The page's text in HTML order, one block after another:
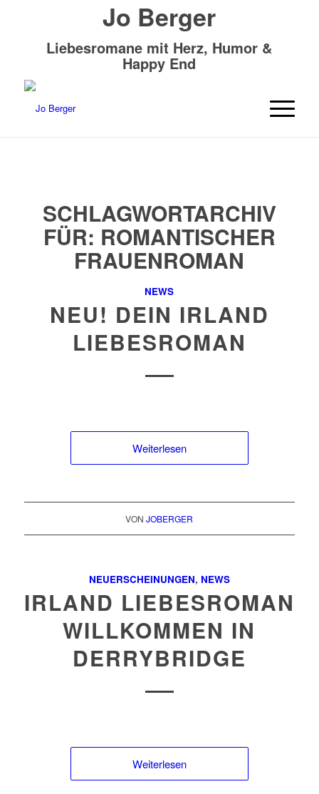
Jo Berger
Liebesromane mit Herz, Humor &
Happy End
SCHLAGWORTARCHIV
FÜR: ROMANTISCHER
FRAUENROMAN
NEWS
NEU! DEIN IRLAND
LIEBESROMAN
Weiterlesen
VONJOBERGER
NEUERSCHEINUNGEN, NEWS
IRLAND LIEBESROMAN
WILLKOMMEN IN
DERRYBRIDGE
Weiterlesen